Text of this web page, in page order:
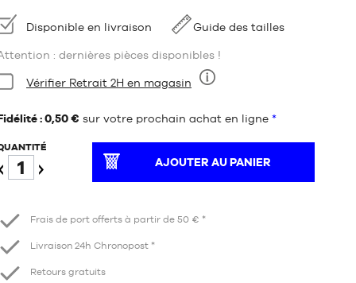
Disponible en livraison Guide des tailles
: dernières pièces disponibles !
Vérifier Retrait 2H en magasin
: 0,50 € sur votre prochain achat en ligne *
AJOUTER AU PANIER
Frais de port offerts à partir de 50 € *
Livraison 24h Chronopost *
Retours gratuits